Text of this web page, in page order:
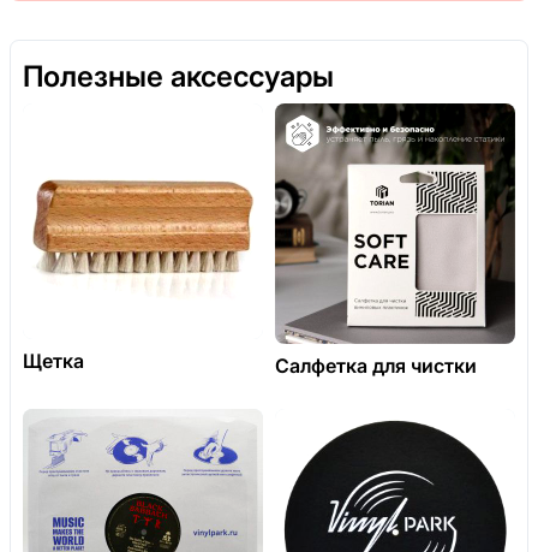
Полезные аксессуары
Щетка Салфетка для чистки